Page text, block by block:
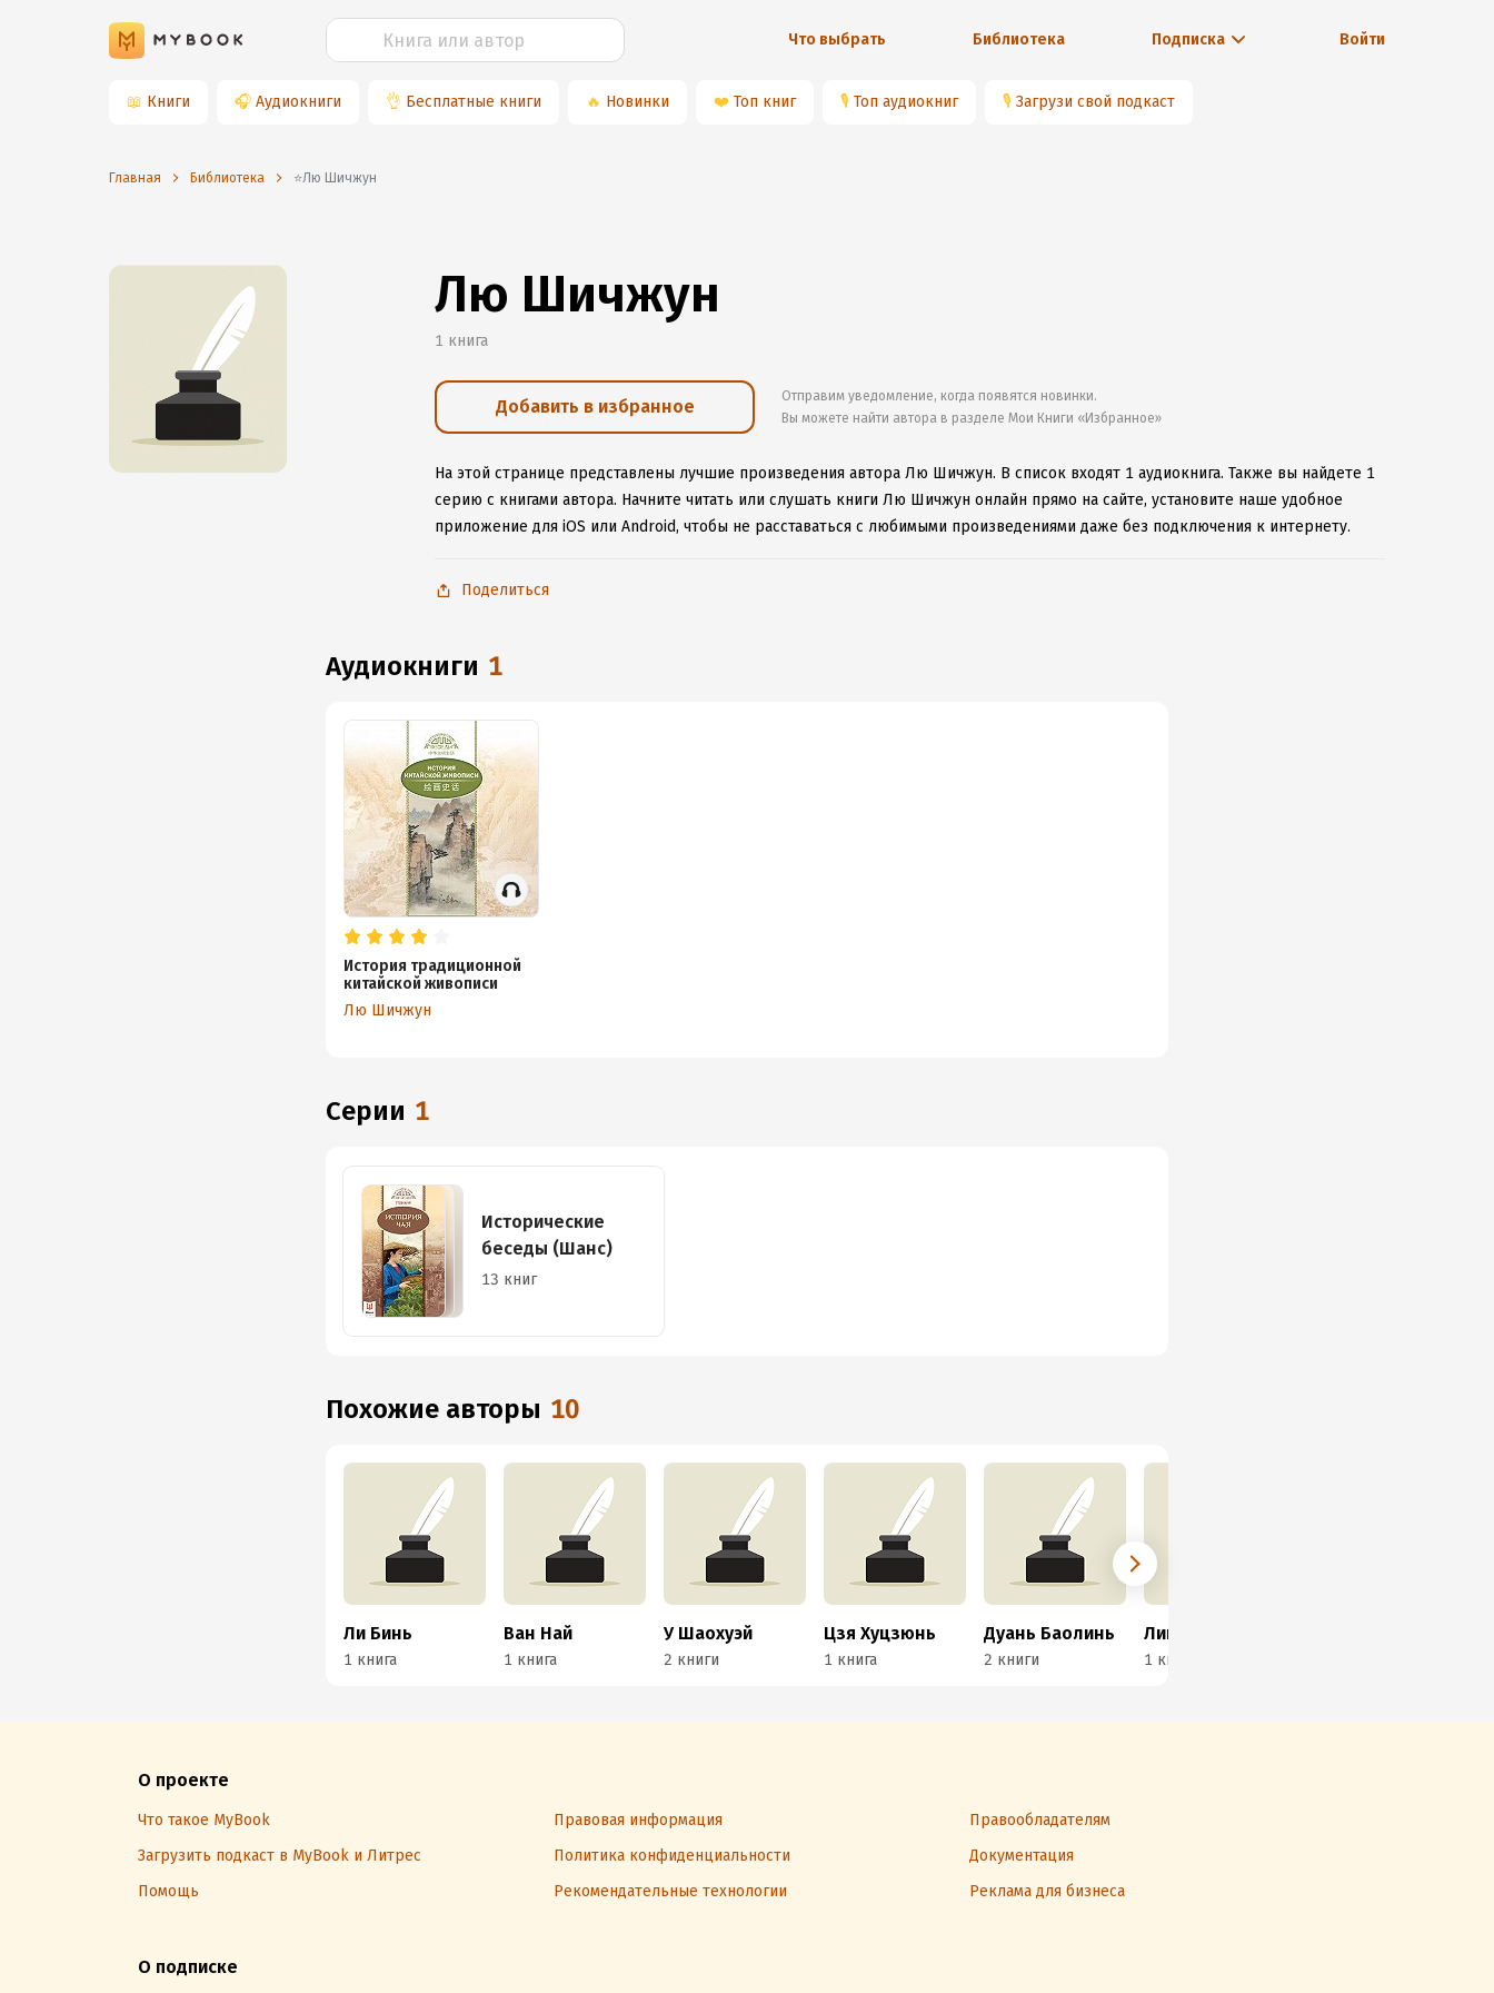
Что выбрать Библиотека Подписка Войти
📖 Книги 🎧 Аудиокниги 👌 Бесплатные книги 🔥 Новинки ❤️ Топ книг 🎙 Топ аудиокниг 🎙 Загрузи свой подкаст
Главная Библиотека ⭐️Лю Шичжун
Лю Шичжун
1 книга
Добавить в избранное
Отправим уведомление, когда появятся новинки.
Вы можете найти автора в разделе Мои Книги «Избранное»
На этой странице представлены лучшие произведения автора Лю Шичжун. В список входят 1 аудиокнига. Также вы найдете 1
серию с книгами автора. Начните читать или слушать книги Лю Шичжун онлайн прямо на сайте, установите наше удобное
приложение для iOS или Android, чтобы не расставаться с любимыми произведениями даже без подключения к интернету.
Поделиться
аудиокниги 1
История традиционной
китайской живописи
Лю Шичжун
Серии 1
Исторические
беседы (Шанс)
13 книг
Похожие авторы 10
Ли Бинь
1 книга
Ван Най
1 книга
У Шаохуэй
2 книги
Цзя Хуцзюнь
1 книга
Дуань Баолинь
2 книги
Лина Вань
1 книга
О проекте
Что такое MyBook Правовая информация
Правообладателям
Загрузить подкаст в MyBook и Литрес
Политика конфиденциальности
Документация
Помощь
Рекомендательные технологии Реклама для бизнеса
О подписке